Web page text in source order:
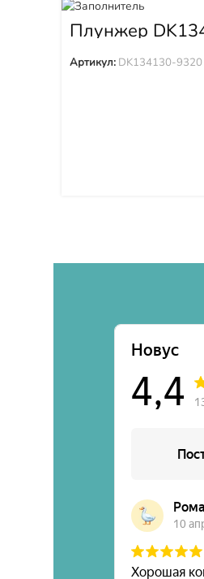
Плунжер
9320
Артикул: DK134130-9320